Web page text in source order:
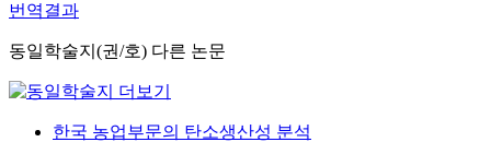
번역결과
동일학술지(권/호) 다른 논문
한국 농업부문의 탄소생산성 분석